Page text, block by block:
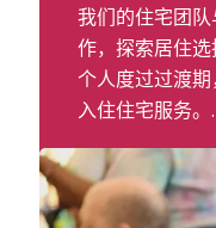
我们的住宅团
作，探索居住
个人度过过渡
入住住宅服务。.